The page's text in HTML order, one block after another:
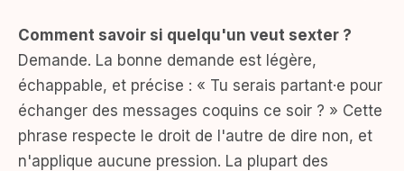
Comment savoir si quelqu'un veut sexter ?
Demande. La bonne demande est légère,
échappable, et précise : « Tu serais partant·e pour
échanger des messages coquins ce soir ? » Cette
phrase respecte le droit de l'autre de dire non, et
n'applique aucune pression. La plupart des